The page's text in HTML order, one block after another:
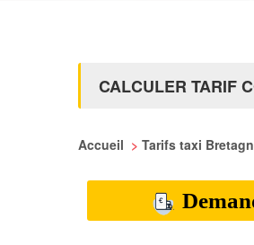
CALCULER TARIF
Accueil > Tarifs taxi